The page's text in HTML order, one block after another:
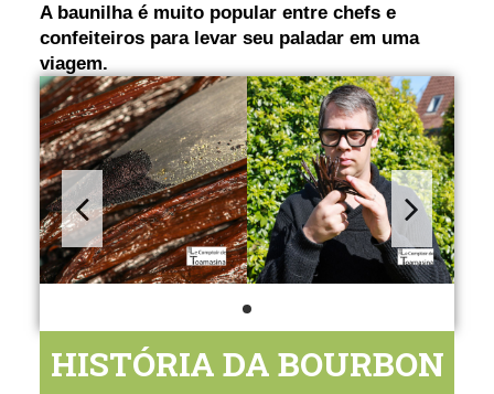
A baunilha é muito popular entre chefs e
confeiteiros para levar seu paladar em uma
viagem.
HISTÓRIA DA BOURBON